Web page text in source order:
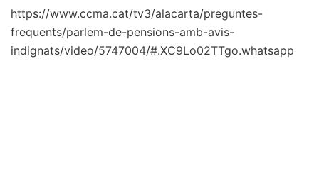
https://www.ccma.cat/tv3/alacarta/preguntes-
frequents/parlem-de-pensions-amb-avis-
indignats/video/5747004/#.XC9Lo02TTgo.whatsapp